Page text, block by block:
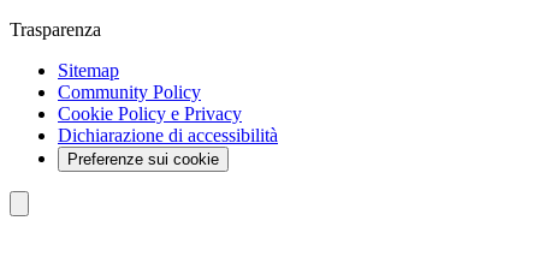
Trasparenza
Sitemap
Community Policy
Cookie Policy e Privacy
Dichiarazione di accessibilità
Preferenze sui cookie